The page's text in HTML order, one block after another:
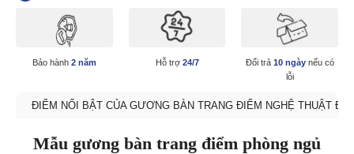
Bảo hành 2 năm Hỗ trợ 24/7 Đổi trả 10 ngàynếu có
lỗi
ĐIỂM NỔI BẬT CỦA GƯƠNG BÀN TRANG ĐIỂM NGHỆ THUẬT
Mẫu gương bàn trang điểm phòng ngủ